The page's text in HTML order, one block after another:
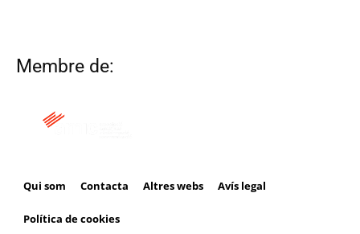
Membre de:
Qui som Contacta Altres webs Avís legal
Política de cookies